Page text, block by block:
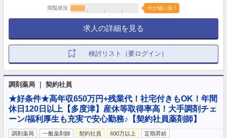
閲覧状況 今が狙い目！
求人の詳細を見る
検討リスト（要ログイン）
調剤薬局 ｜ 契約社員
★好条件★高年収650万円+残業代！社宅付きもOK！年間
休日120日以上【多度津】産休等取得率高！大手調剤チェ
ーン/福利厚生も充実で安心勤務♪【契約社員薬剤師】
調剤薬局 一般薬剤師 契約社員 600万以上
定期昇給